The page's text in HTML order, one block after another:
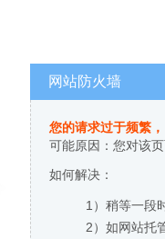
网站防火墙
您的请求过于频繁
可能原因：您对该
如何解决：
1）稍等一段
2）如网站托